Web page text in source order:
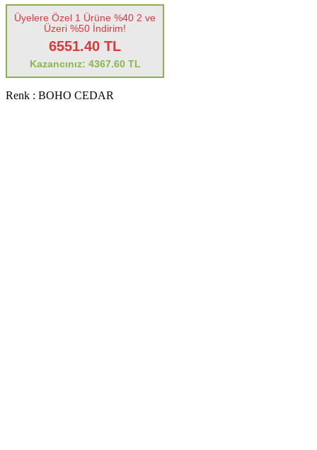
Üyelere Özel 1 Ürüne %40 2 ve
Üzeri %50 İndirim!
6551.40 TL
Kazancınız: 4367.60 TL
Renk : BOHO CEDAR